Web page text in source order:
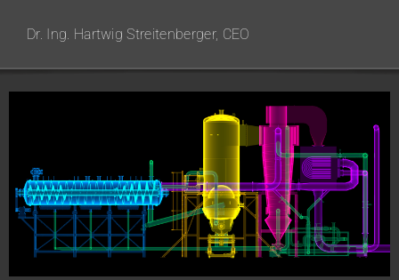
Dr. Ing. Hartwig Streitenberger, CEO